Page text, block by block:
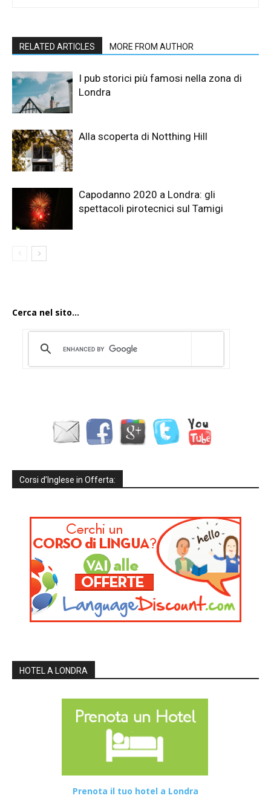
RELATED ARTICLES MORE FROM AUTHOR
I pub storici più famosi nella zona di
Londra
Alla scoperta di Notthing Hill
Capodanno 2020 a Londra: gli
spettacoli pirotecnici sul Tamigi
Cerca nel sito...
Corsi d’Inglese in Offerta:
HOTEL A LONDRA
Prenota il tuo hotel a Londra